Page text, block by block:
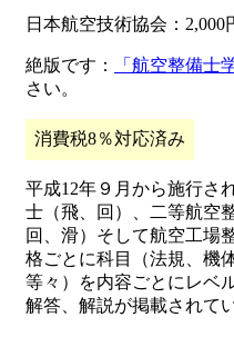
日本航空技術協会：
絶版です：
「航空整備士
さい。
消費税8％対応済み
平成12年９月から施行さ
士（飛、回）、二等航空
回、滑）そして航空工場
格ごとに科目（法規、機
等々）を内容ごとにレベ
解答、解説が掲載されて